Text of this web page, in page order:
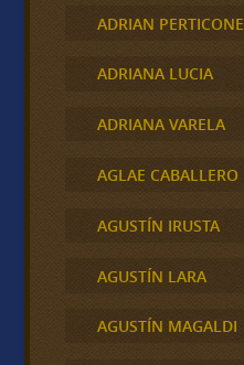
ADRIAN PERTICONE
ADRIANA LUCIA
ADRIANA VARELA
AGLAE CABALLERO
AGUSTÍN IRUSTA
AGUSTÍN LARA
AGUSTÍN MAGALDI